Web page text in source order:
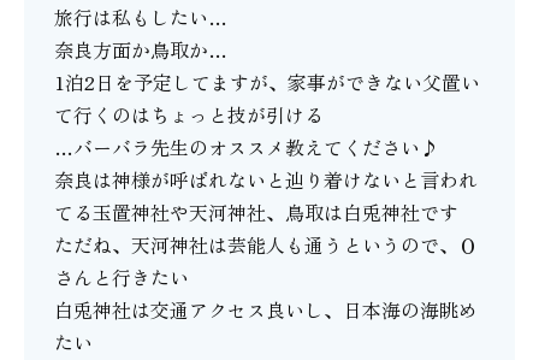
旅行は私もしたい…
奈良方面か鳥取か…
1泊2日を予定してますが、家事ができない父置い
て行くのはちょっと技が引ける
…バーバラ先生のオススメ教えてください♪
奈良は神様が呼ばれないと辿り着けないと言われ
てる玉置神社や天河神社、鳥取は白兎神社です
ただね、天河神社は芸能人も通うというので、Ｏ
さんと行きたい
白兎神社は交通アクセス良いし、日本海の海眺め
たい